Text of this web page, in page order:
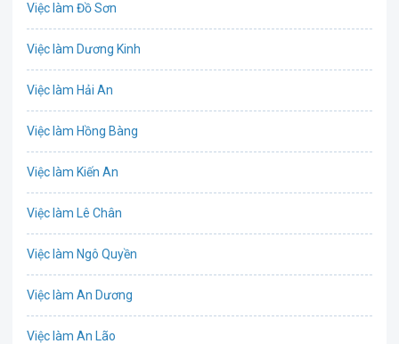
Việc làm Đồ Sơn
Việc làm Dương Kinh
Việc làm Hải An
Việc làm Hồng Bàng
Việc làm Kiến An
Việc làm Lê Chân
Việc làm Ngô Quyền
Việc làm An Dương
Việc làm An Lão